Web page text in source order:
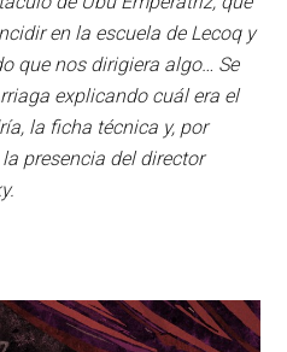
en la escuela de Lecoq y
que nos dirigiera algo… Se
explicando cuál era el
la ficha técnica y, por
presencia del director